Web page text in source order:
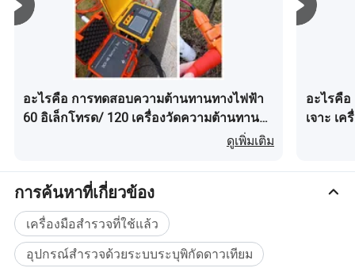
ข้อมูลจำเพาะทางเทคนิคของ อุปกรณ์แม่เหล็กไฟฟ้า
พารามิเตอร์ คุ้มค่า
จำนวนช่อง 1
อัตราขยายของ
อะไรคือ การทดสอบความต้านทานทางไฟฟ้า
60 อิเล็กโทรด/ 120 เครื่องวัดความต้านทาน
อุปกรณ์สำรวจความต้านทานและเครื่องตรวจ
ดูเพิ่มเติม
อะไรคือ
เจาะ เ
การค้นหาที่เกี่ยวข้อง
เครื่องมือสำรวจที่ใช้แล้ว
อุปกรณ์สำรวจด้วยระบบระบุพิกัดดาวเทียม